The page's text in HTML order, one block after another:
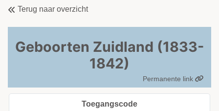
Terug naar overzicht
Geboorten Zuidland (1833-
1842)
Permanente link
Toegangscode